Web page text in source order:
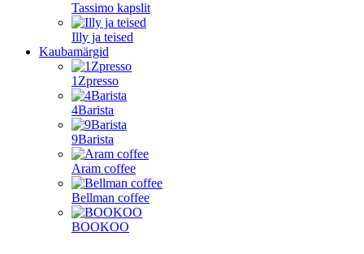
Tassimo kapslit
Illy ja teised
Kaubamärgid
1Zpresso
4Barista
9Barista
Aram coffee
Bellman coffee
BOOKOO